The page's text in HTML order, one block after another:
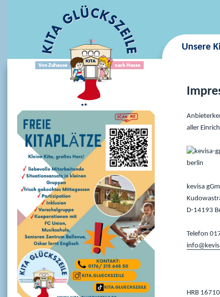
Unsere
aller
kevisa
D-14193
Telefon
HRB